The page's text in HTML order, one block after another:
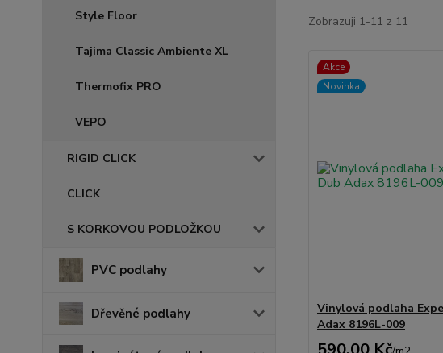
Style Floor
Tajima Classic Ambiente XL
Thermofix PRO
VEPO
RIGID CLICK
CLICK
S KORKOVOU PODLOŽKOU
PVC podlahy
Dřevěné podlahy
Zobrazuji 1-11 z 11
Akce
Novinka
Vinylová podlaha
Adax 8196L-009